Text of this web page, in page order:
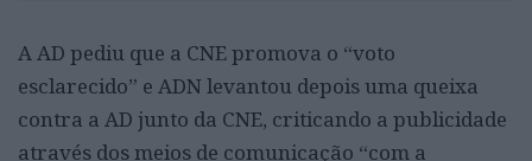
A AD pediu que a CNE promova o “voto
esclarecido” e ADN levantou depois uma queixa
contra a AD junto da CNE, criticando a publicidade
através dos meios de comunicação “com a